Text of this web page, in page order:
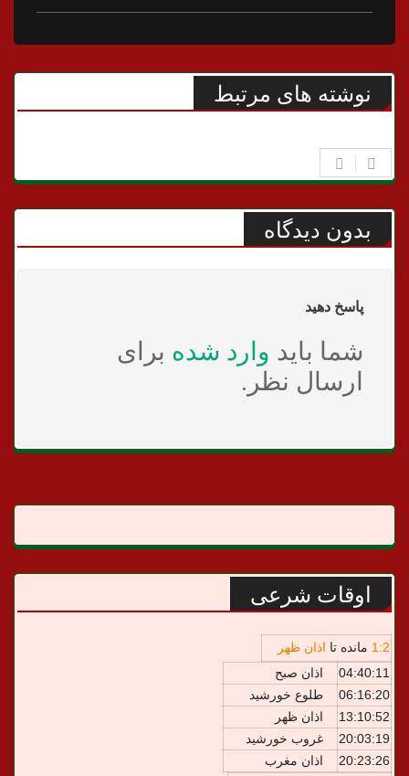
نوشته های مرتبط
بدون دیدگاه
پاسخ دهید
شما باید وارد شده برای
ارسال نظر.
اوقات شرعی
1 :2 مانده تا اذان ظهر
04:40:11
اذان صبح
06:16:20
طلوع خورشید
13:10:52
اذان ظهر
20:03:19
غروب خورشید
20:23:26
اذان مغرب